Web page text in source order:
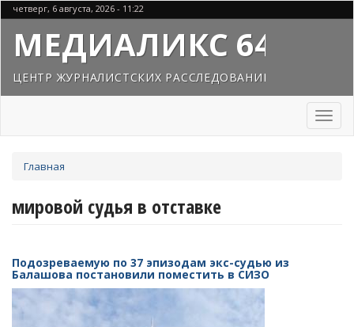
Перейти
к
основному
содержанию
четверг, 6 августа, 2026 - 11:22
МЕДИАЛИКС 64
ЦЕНТР ЖУРНАЛИСТСКИХ РАССЛЕДОВАНИЙ
Toggle
здесь
Главная
мировой судья в отставке
Подозреваемую по 37 эпизодам экс-судью из
Балашова постановили поместить в СИЗО